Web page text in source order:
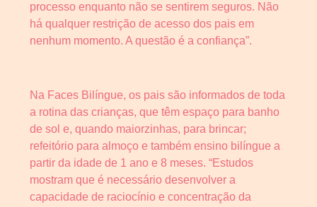
processo enquanto não se sentirem seguros. Não
há qualquer restrição de acesso dos pais em
nenhum momento. A questão é a confiança”.
Na Faces Bilíngue, os pais são informados de toda
a rotina das crianças, que têm espaço para banho
de sol e, quando maiorzinhas, para brincar;
refeitório para almoço e também ensino bilíngue a
partir da idade de 1 ano e 8 meses. “Estudos
mostram que é necessário desenvolver a
capacidade de raciocínio e concentração da